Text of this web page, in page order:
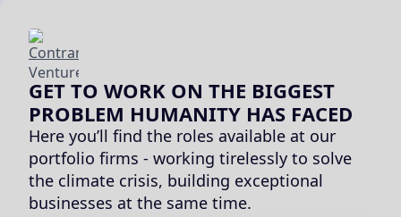
GET TO WORK ON THE BIGGEST
PROBLEM HUMANITY HAS FACED
Here you’ll find the roles available at our
portfolio firms - working tirelessly to solve
the climate crisis, building exceptional
businesses at the same time.